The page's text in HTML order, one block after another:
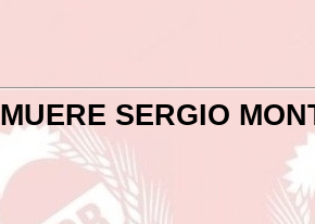
MUERE SERGIO